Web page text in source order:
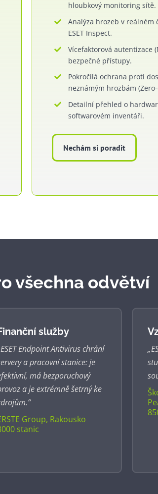
hloubkový monitoring sítě.
Analýza hrozeb v reálném
ESET Inspect.
Vícefaktorová autentizace
bezpečné přístupy.
Pokročilá ochrana proti
neznámým hrozbám
Detailní přehled o
softwarovém inventáři.
Nechám si poradit
všechna odvětví
služby
Endpoint Antivirus chrání
a pracovní stanice: je
má bezporuchový
a je extrémně šetrný ke
Group, Rakousko
stanic